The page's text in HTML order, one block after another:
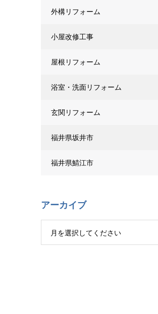
外構リフォーム
小屋改修工事
屋根リフォーム
浴室・洗面リフォーム
玄関リフォーム
福井県坂井市
福井県鯖江市
アーカイブ
月を選択してください